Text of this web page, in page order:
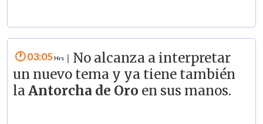
03:05
No alcanza a interpretar
un nuevo tema y ya tiene también
laAntorcha de Oro en sus manos.